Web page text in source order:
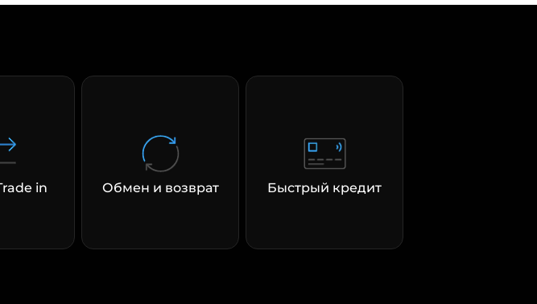
in Обмен и возврат Быстрый кредит